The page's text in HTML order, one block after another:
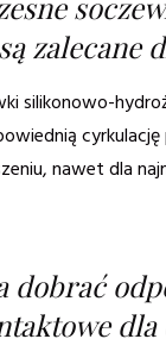
zalecane
silikonowo-
nawet dla
dobrać
dla